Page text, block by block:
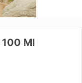
100 Ml